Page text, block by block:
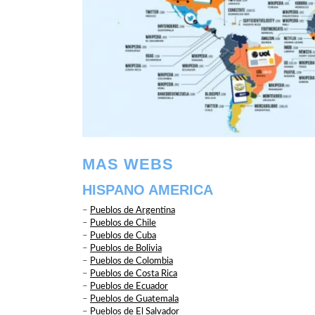
MAS WEBS
HISPANO AMERICA
– Pueblos de Argentina
– Pueblos de Chile
– Pueblos de Cuba
– Pueblos de Bolivia
– Pueblos de Colombia
– Pueblos de Costa Rica
– Pueblos de Ecuador
– Pueblos de Guatemala
– Pueblos de El Salvador